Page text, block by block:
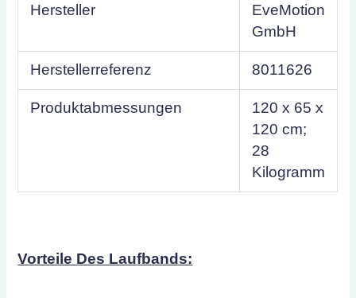
Hersteller
EveMotion
GmbH
Herstellerreferenz 8011626
Produktabmessungen
120 x 65 x
120 cm;
28
Kilogramm
Vorteile Des Laufbands: